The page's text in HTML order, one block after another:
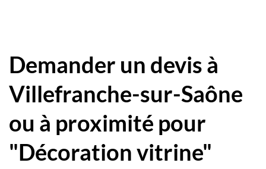
Demander un devis à
Villefranche-sur-Saône
ou à proximité pour
"Décoration vitrine"